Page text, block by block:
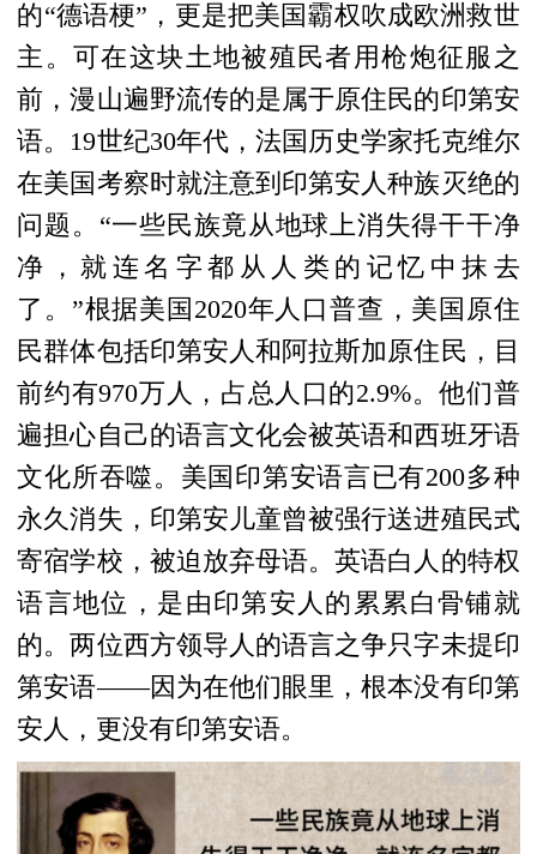
的“德语梗”，更是把美国霸权吹成欧洲救世
主。可在这块土地被殖民者用枪炮征服之
前，漫山遍野流传的是属于原住民的印第安
语。19世纪30年代，法国历史学家托克维尔
在美国考察时就注意到印第安人种族灭绝的
问题。“一些民族竟从地球上消失得干干净
净，就连名字都从人类的记忆中抹去
了。”根据美国2020年人口普查，美国原住
民群体包括印第安人和阿拉斯加原住民，目
前约有970万人，占总人口的2.9%。他们普
遍担心自己的语言文化会被英语和西班牙语
文化所吞噬。美国印第安语言已有200多种
永久消失，印第安儿童曾被强行送进殖民式
寄宿学校，被迫放弃母语。英语白人的特权
语言地位，是由印第安人的累累白骨铺就
的。两位西方领导人的语言之争只字未提印
第安语——因为在他们眼里，根本没有印第
安人，更没有印第安语。